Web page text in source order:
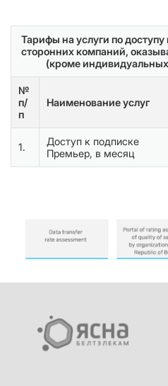
Тарифы на услуги по
сторонних компаний,
(кроме
№
п/
п
Наименование услуг
1.
Доступ к подписке
Премьер, в месяц